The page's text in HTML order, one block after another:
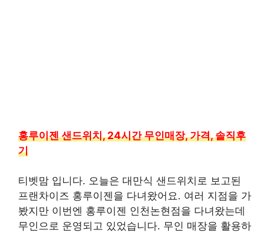
홍루이젠 샌드위치, 24시간 무인매장, 가격, 솔직후
기
티벳맘 입니다. 오늘은 대만식 샌드위치로 보고된
프랜차이즈 홍루이젠을 다녀왔어요. 여러 지점을 가
봤지만 이번엔 홍루이젠 인천논현점을 다녀왔는데
무인으로 운영되고 있었습니다. 무인 매장을 활용하